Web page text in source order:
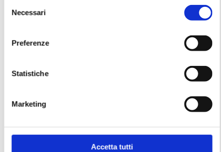
delNecessari
Preferenze
Statistiche
Marketing
Accetta tutti